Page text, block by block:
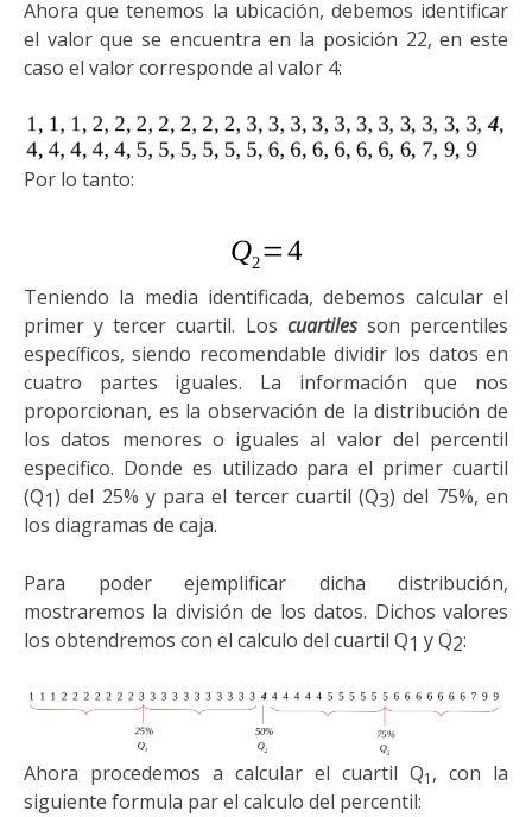
Ahora que tenemos la ubicación, debemos identificar
el valor que se encuentra en la posición 22, en este
caso el valor corresponde al valor 4:
Por lo tanto:
Teniendo la media identificada, debemos calcular el
primer y tercer cuartil. Los cuartilesson percentiles
específicos,siendo recomendable dividir los datos en
cuatro partes iguales. La información que nos
proporcionan, es la observación de la distribución de
los datos menores o iguales al valor del percentil
especifico. Donde es utilizado para el primer cuartil
(Q1)del 25% y para el tercer cuartil (Q3)del 75%,en
los diagramas de caja.
Para poder ejemplificar dicha distribución,
mostraremos la división de los datos. Dichos valores
los obtendremos con el calculo del cuartil Q1 y Q2:
Ahora procedemos a calcular el cuartil Q1 , con la
siguiente formula par el calculo del percentil: